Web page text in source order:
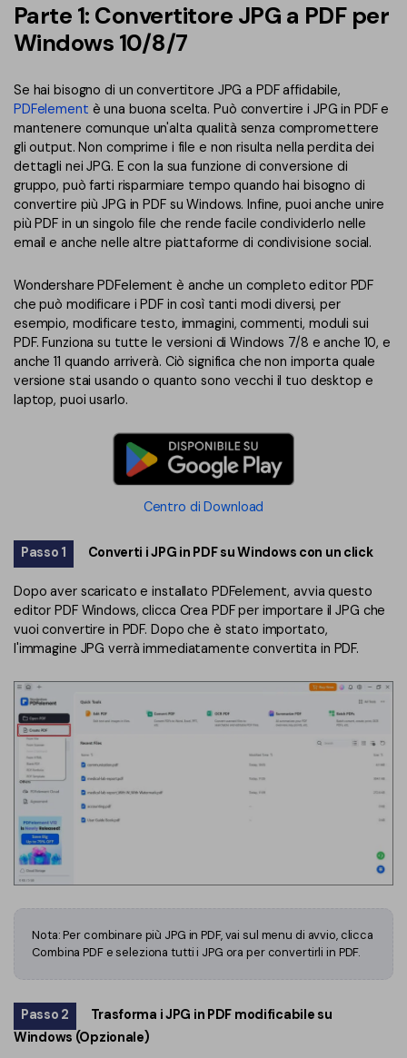
Controllo grammatica AI
Rilevatore di contenuti AI
Riscrivi PDF con AI
Leggi PDF con AI
Chat con documento
AI Image Generator
Tutte Le Funzionalità
Recensioni di clienti
Confronto dei software PDF
Guida utente
PDFelement per Windows
PDFelement per Mac
PDFelement per iOS
PDFelement per Android
Support
Contatta il supporto
Specifiche tecniche
Aggiornamenti
Centro di download
Aggiorna a PDFelement 12
Parte 1: Convertitore JPG a PDF per
Windows 10/8/7
Se hai bisogno di un convertitore JPG a PDF affidabile,
PDFelement è una buona scelta. Può convertire i JPG in PDF e
mantenere comunque un'alta qualità senza compromettere
gli output. Non comprime i file e non risulta nella perdita dei
dettagli nei JPG. E con la sua funzione di conversione di
gruppo, può farti risparmiare tempo quando hai bisogno di
convertire più JPG in PDF su Windows. Infine, puoi anche unire
più PDF in un singolo file che rende facile condividerlo nelle
email e anche nelle altre piattaforme di condivisione social.
Wondershare PDFelement è anche un completo editor PDF
che può modificare i PDF in così tanti modi diversi, per
esempio, modificare testo, immagini, commenti, moduli sui
PDF. Funziona su tutte le versioni di Windows 7/8 e anche 10, e
anche 11 quando arriverà. Ciò significa che non importa quale
versione stai usando o quanto sono vecchi il tuo desktop e
laptop, puoi usarlo.
Centro di Download
Passo 1 Converti i JPG in PDF su Windows con un click
Dopo aver scaricato e installato PDFelement, avvia questo
editor PDF Windows, clicca Crea PDF per importare il JPG che
vuoi convertire in PDF. Dopo che è stato importato,
l'immagine JPG verrà immediatamente convertita in PDF.
Nota: Per combinare più JPG in PDF, vai sul menu di avvio, clicca
Combina PDF e seleziona tutti i JPG ora per convertirli in PDF.
Passo 2
Trasforma i JPG in PDF modificabile su
Windows (Opzionale)